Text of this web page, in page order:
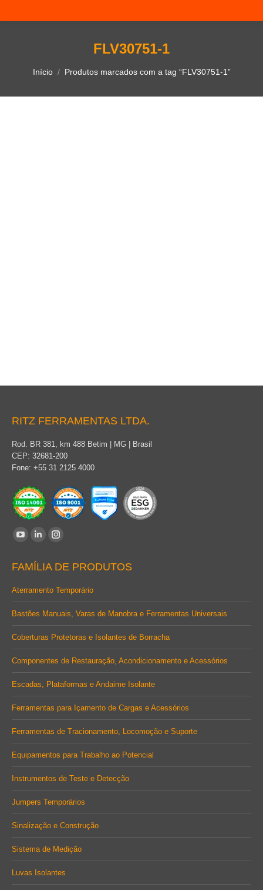
FLV30751-1
Você está aqui:
Início Produtos marcados com a tag “FLV30751-1”
RITZ FERRAMENTAS LTDA.
Rod. BR 381, km 488 Betim | MG | Brasil
CEP: 32681-200
Fone: +55 31 2125 4000
Encontre-nos em:
opens
in
window
Linkedin
opens
in
window
Instagram
opens
in
window
FAMÍLIA DE PRODUTOS
Aterramento Temporário
Bastões Manuais, Varas de Manobra e Ferramentas Universais
Coberturas Protetoras e Isolantes de Borracha
Componentes de Restauração, Acondicionamento e Acessórios
Escadas, Plataformas e Andaime Isolante
Ferramentas para Içamento de Cargas e Acessórios
Ferramentas de Tracionamento, Locomoção e Suporte
Equipamentos para Trabalho ao Potencial
Instrumentos de Teste e Detecção
Jumpers Temporários
Sinalização e Construção
Sistema de Medição
Luvas Isolantes